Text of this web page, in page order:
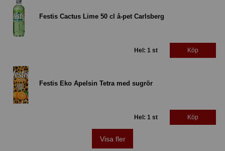
Festis Cactus Lime 50 cl å-pet Carlsberg
Hel: 1 st Köp
Festis Eko Apelsin Tetra med sugrör
Hel: 1 st Köp
Visa fler